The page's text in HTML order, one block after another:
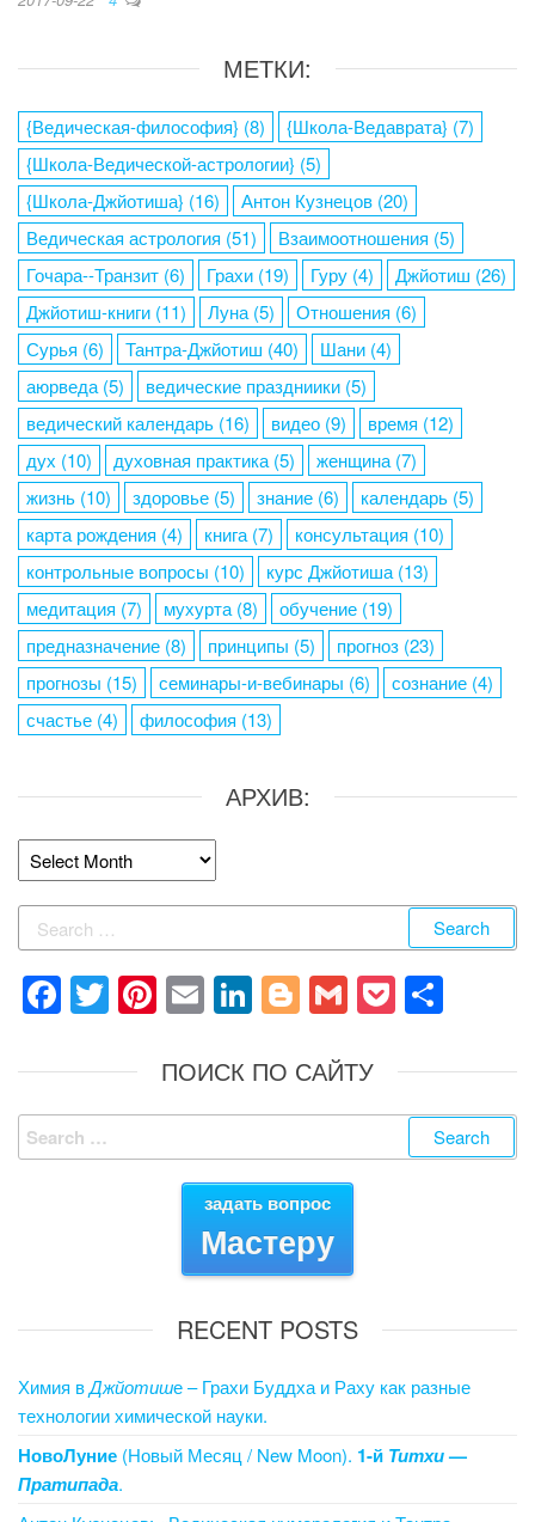
МЕТКИ:
{Ведическая-философия} (8) {Школа-Ведаврата} (7)
{Школа-Ведической-астрологии} (5)
{Школа-Джйотиша} (16) Антон Кузнецов (20)
Ведическая астрология (51) Взаимоотношения (5)
Гочара--Транзит (6) Грахи (19) Гуру (4) Джйотиш (26)
Джйотиш-книги (11) Луна (5) Отношения (6)
Сурья (6) Тантра-Джйотиш (40) Шани (4)
аюрведа (5) ведические праздниики (5)
ведический календарь (16) видео (9) время (12)
дух (10) духовная практика (5) женщина (7)
жизнь (10) здоровье (5) знание (6) календарь (5)
карта рождения (4) книга (7) консультация (10)
контрольные вопросы (10) курс Джйотиша (13)
медитация (7) мухурта (8) обучение (19)
предназначение (8) принципы (5) прогноз (23)
прогнозы (15) семинары-и-вебинары (6) сознание (4)
счастье (4) философия (13)
АРХИВ:
Архив:
Search
for:
F
c
e
b
T
tt
er
Pi
er
e
st
E
ail
Li
k
e
dI
n
Bl
g
g
er
G
ail
P
ck
et
ar
e
ПОИСК ПО САЙТУ
Search
for:
задать вопрос
Мастеру
RECENT POSTS
Химия вДжйотише – Грахи Буддха и Раху как разные
технологии химической науки.
НовоЛуние (Новый Месяц / New Moon). 1-й Титхи—
Пратипада.